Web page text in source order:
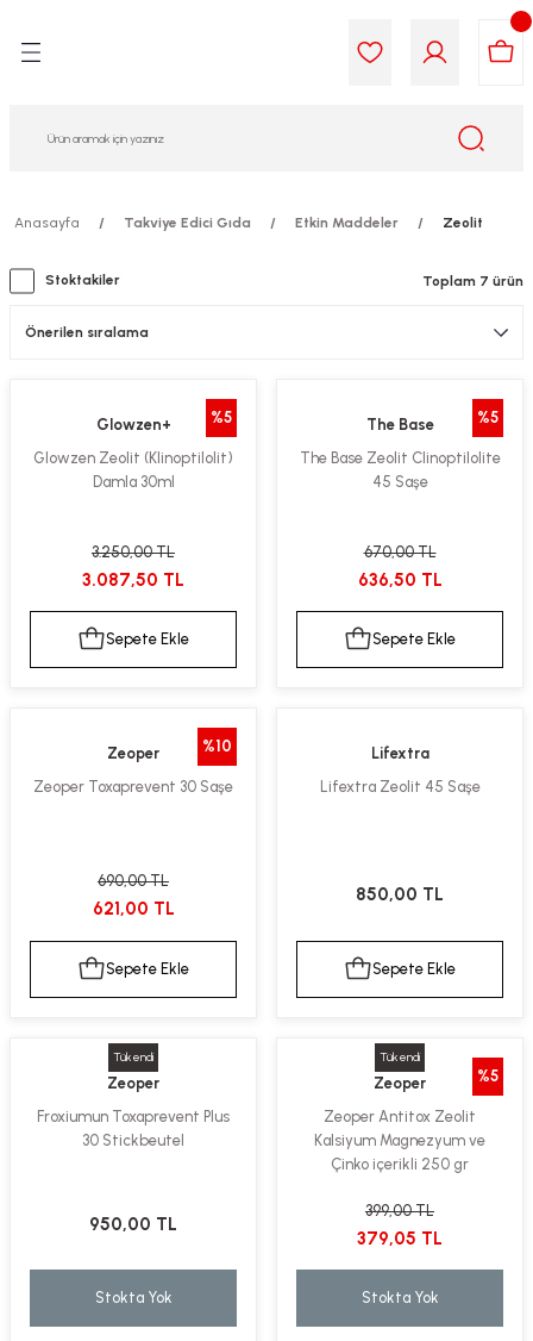
ve Uçucu Yağlar
3...)
Şekerler
Anasayfa Takviye Edici Gıda Etkin Maddeler Zeolit
Stoktakiler Toplam 7 ürün
%5
Glowzen+
Glowzen Zeolit (Klinoptilolit)
Damla 30ml
3.250,00 TL
3.087,50 TL
Sepete Ekle
%5
The Base
The Base Zeolit Clinoptilolite
45 Saşe
670,00 TL
636,50 TL
Sepete Ekle
%10
Zeoper
Zeoper Toxaprevent 30 Saşe
690,00 TL
621,00 TL
Sepete Ekle
Lifextra
Lifextra Zeolit 45 Saşe
850,00 TL
Sepete Ekle
Tükendi
Zeoper
Froxiumun Toxaprevent Plus
30 Stickbeutel
950,00 TL
Stokta Yok
Tükendi
%5
Zeoper
Zeoper Antitox Zeolit
Kalsiyum Magnezyum ve
Çinko içerikli 250 gr
399,00 TL
379,05 TL
Stokta Yok